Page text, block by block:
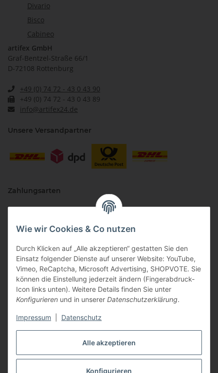
Alle akzeptieren
Konfigurieren
Wie wir Cookies & Co nutzen
Durch Klicken auf „Alle akzeptieren“ gestatten Sie den
Einsatz folgender Dienste auf unserer Website: YouTube,
Vimeo, ReCaptcha, Microsoft Advertising, SHOPVOTE. Sie
können die Einstellung jederzeit ändern (Fingerabdruck-
Icon links unten). Weitere Details finden Sie unter
Konfigurieren und in unserer Datenschutzerklärung.
Impressum Datenschutz
Divario
Bisco
Cabineo
artifex GmbH
Graf-Bentzel-Straße 66/1
D-72108 Rottenburg
+49 (0) 74 72 - 43 0 43 90
+49 (0) 74 72 - 43 0 43 89
info@artifex24.de
Unsere Versandpartner
Zahlungsarten
Vertriebspartner